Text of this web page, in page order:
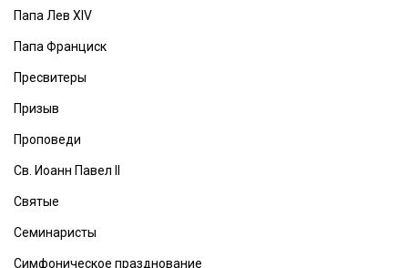
Папа Лев XIV
Папа Франциск
Пресвитеры
Призыв
Проповеди
Св. Иоанн Павел II
Святые
Семинаристы
Симфоническое празднование